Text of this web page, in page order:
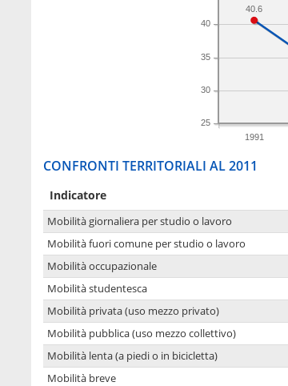
1991
25
30
35
40
40.6
CONFRONTI TERRITORIALI AL 2011
Indicatore
Mobilità giornaliera per studio o lavoro
Mobilità fuori comune per studio o lavoro
Mobilità occupazionale
Mobilità studentesca
Mobilità privata (uso mezzo privato)
Mobilità pubblica (uso mezzo collettivo)
Mobilità lenta (a piedi o in bicicletta)
Mobilità breve